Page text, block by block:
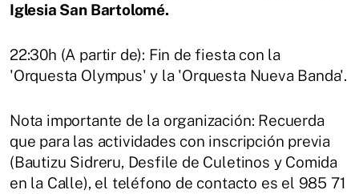
Iglesia San Bartolomé.
22:30h (A partir de): Fin de fiesta con la
'Orquesta Olympus' y la 'Orquesta Nueva Banda'.
Nota importante de la organización: Recuerda
que para las actividades con inscripción previa
(Bautizu Sidreru, Desfile de Culetinos y Comida
en la Calle), el teléfono de contacto es el 985 71